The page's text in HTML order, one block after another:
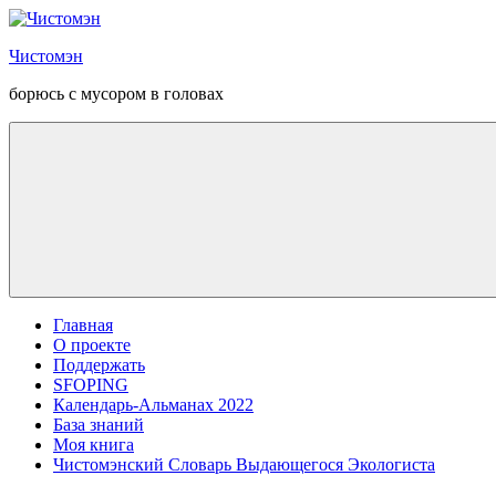
Перейти
содержанию
Чистомэн
борюсь с мусором в головах
Главная
О проекте
Поддержать
SFOPING
Календарь-Альманах 2022
База знаний
Моя книга
Чистомэнский Словарь Выдающегося Экологиста